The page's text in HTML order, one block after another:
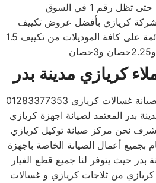
شركة كريازي بأفضل عروض تكييف
كريازي والخصومات الدائمة على كافة الموديلات من تكييف 1.5
كريازي مدينة بدر
تحدث مع الدعم الفني لصيانة غسالات كريازي 01283377353
بدر المعتمد لصيانة اجهزة كريازي
نتشرف نحن مركز صيانة توكيل كريازي
بجميع أعمال الصيانة الخاصة باجهزة
بدر حيث يتوفر لنا جميع قطع الغيار
كريازي من ثلاجات كريازي و غسالات